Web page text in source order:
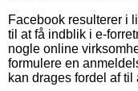
Facebook resulterer i
til at få indblik i e-
nogle online
formulere en
kan drages fordel af